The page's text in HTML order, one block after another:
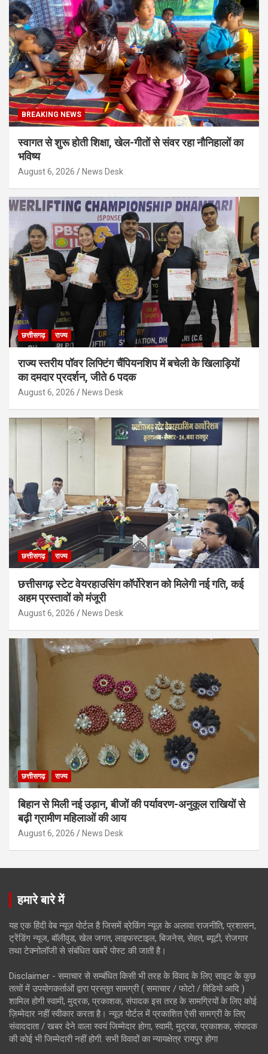
BREAKING NEWS
स्वागत से शुरू होती शिक्षा, खेल-गीतों से संवर रहा नौनिहालों का
भविष्य
August 6, 2026 News Desk
छत्तीसगढ़ राज्य
राज्य स्तरीय पॉवर लिफ्टिंग चैंपियनशिप में बचेली के खिलाड़ियों
का दमदार प्रदर्शन, जीते 6 पदक
August 6, 2026 News Desk
छत्तीसगढ़ राज्य
छत्तीसगढ़ स्टेट वेयरहाउसिंग कॉर्पोरेशन को मिलेगी नई गति, कई
अहम प्रस्तावों को मंजूरी
August 6, 2026 News Desk
छत्तीसगढ़ राज्य
बिहान से मिली नई उड़ान, बीजों की पर्यावरण-अनुकूल राखियों से
बढ़ी ग्रामीण महिलाओं की आय
August 6, 2026 News Desk
हमारे बारे में
यह एक हिंदी वेब न्यूज़ पोर्टल है जिसमें ब्रेकिंग न्यूज़ के अलावा राजनीति, प्रशासन,
ट्रेंडिंग न्यूज, बॉलीवुड, खेल जगत, लाइफस्टाइल, बिजनेस, सेहत, ब्यूटी, रोजगार
तथा टेक्नोलॉजी से संबंधित खबरें पोस्ट की जाती है।
Disclaimer - समाचार से सम्बंधित किसी भी तरह के विवाद के लिए साइट के कुछ
तत्वों में उपयोगकर्ताओं द्वारा प्रस्तुत सामग्री ( समाचार / फोटो / विडियो आदि )
शामिल होगी स्वामी, मुद्रक, प्रकाशक, संपादक इस तरह के सामग्रियों के लिए कोई
ज़िम्मेदार नहीं स्वीकार करता है। न्यूज़ पोर्टल में प्रकाशित ऐसी सामग्री के लिए
संवाददाता / खबर देने वाला स्वयं जिम्मेदार होगा, स्वामी, मुद्रक, प्रकाशक, संपादक
की कोई भी जिम्मेदारी नहीं होगी. सभी विवादों का न्यायक्षेत्र रायपुर होगा